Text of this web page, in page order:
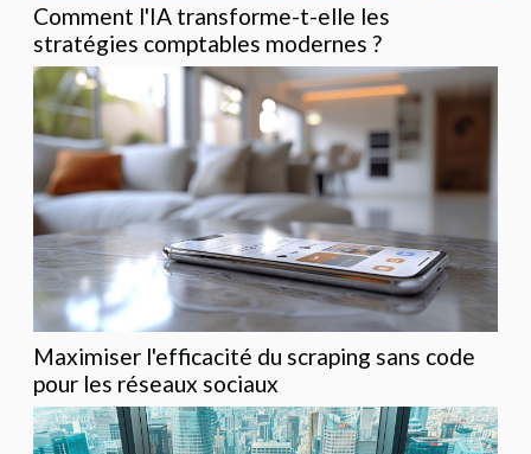
Comment l'IA transforme-t-elle les
stratégies comptables modernes ?
Maximiser l'efficacité du scraping sans code
pour les réseaux sociaux